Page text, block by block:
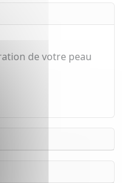
de votre peau